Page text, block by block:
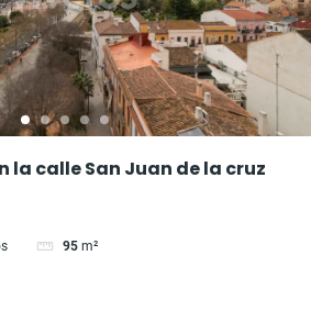
la calle San Juan de la cruz
95 m²